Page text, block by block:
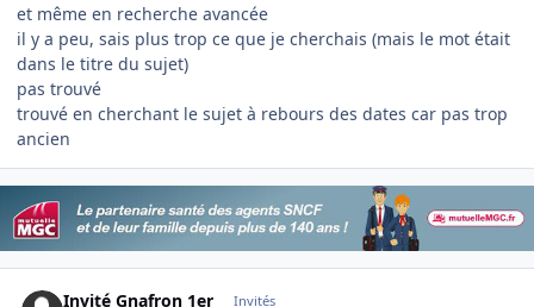
et même en recherche avancée
il y a peu, sais plus trop ce que je cherchais (mais le mot était
dans le titre du sujet)
pas trouvé
trouvé en cherchant le sujet à rebours des dates car pas trop
ancien
Invité Gnafron 1er Invités